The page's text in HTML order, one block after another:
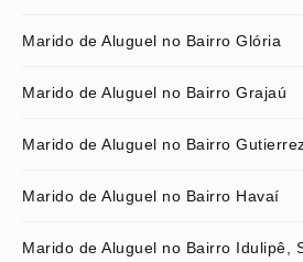
Marido de Aluguel no Bairro Glória
Marido de Aluguel no Bairro Grajaú
Marido de Aluguel no Bairro
Marido de Aluguel no Bairro Havaí
Marido de Aluguel no Bairro Idulipê,